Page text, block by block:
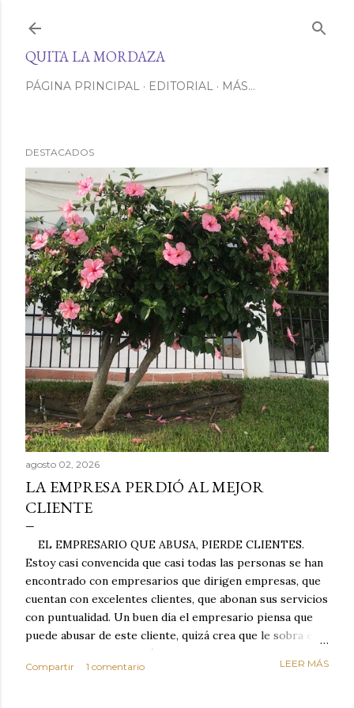
QUITA LA MORDAZA
PÁGINA PRINCIPAL EDITORIAL MÁS…
DESTACADOS
agosto 02, 2026
LA EMPRESA PERDIÓ AL MEJOR
CLIENTE
EL EMPRESARIO QUE ABUSA, PIERDE CLIENTES.
Estoy casi convencida que casi todas las personas se han
encontrado con empresarios que dirigen empresas, que
cuentan con excelentes clientes, que abonan sus servicios
con puntualidad. Un buen día el empresario piensa que
puede abusar de este cliente, quizá crea que le sobra el
dinero porque la mayoría de los otros pagan mal y
tarde y en ocasiones ni abonan los servicios. Cuando una
Compartir 1 comentario LEER MÁS